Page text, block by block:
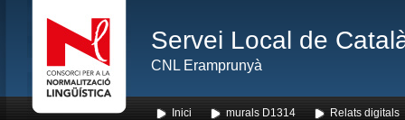
Servei Local de
CNL Eramprunyà
Inici murals D1314 Relats digitals